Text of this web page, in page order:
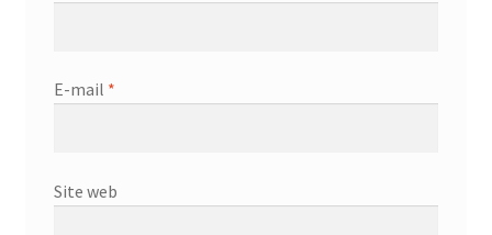
E-mail *
Site web